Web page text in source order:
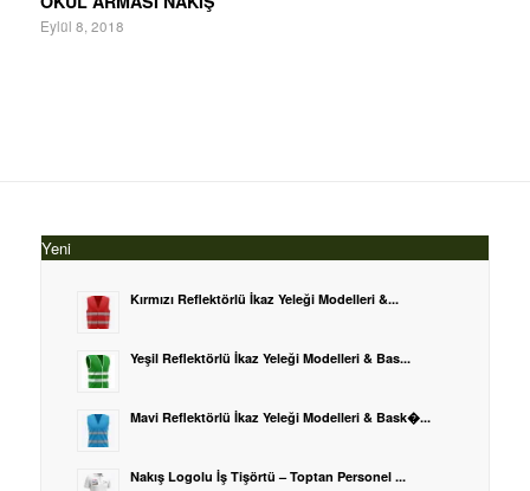
Eylül 8, 2018
Yeni
Kırmızı Reflektörlü İkaz Yeleği Modelleri &...
Yeşil Reflektörlü İkaz Yeleği Modelleri & Bas...
Mavi Reflektörlü İkaz Yeleği Modelleri & Bask�...
Nakış Logolu İş Tişörtü – Toptan Personel ...